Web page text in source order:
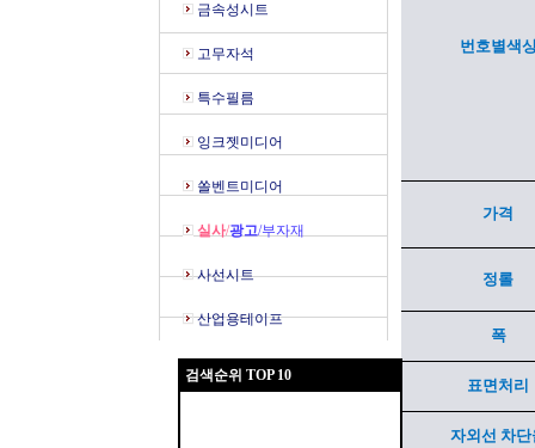
금속성시트
고무자석
특수필름
잉크젯미디어
쏠벤트미디어
실사/광고/부자재
사선시트
산업용테이프
검색순위 TOP 10
번호별색
가격
정롤
폭
표면처리
자외선 차단